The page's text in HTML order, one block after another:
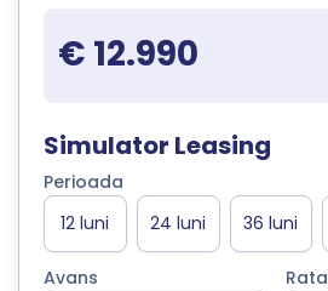
€ 12.990
Simulator Leasing
Perioada
Avans Rata